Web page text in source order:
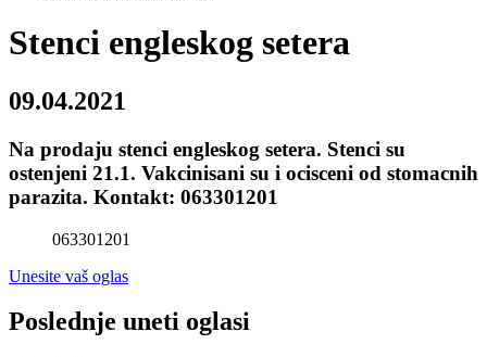
Stenci engleskog setera
09.04.2021
Na prodaju stenci engleskog setera. Stenci su
ostenjeni 21.1. Vakcinisani su i ocisceni od stomacnih
parazita. Kontakt: 063301201
063301201
Unesite vaš oglas
Poslednje uneti oglasi